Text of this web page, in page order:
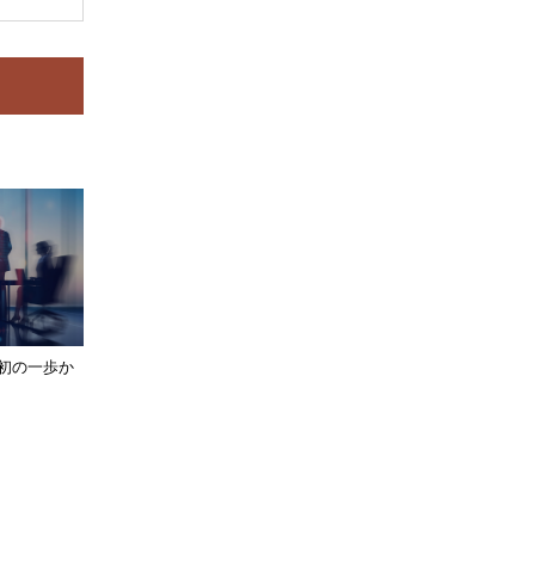
の一歩か